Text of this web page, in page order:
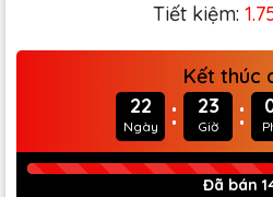
Tiết kiệm:
Kết thúc
22
Ngày : 23
Giờ :
Đã bán